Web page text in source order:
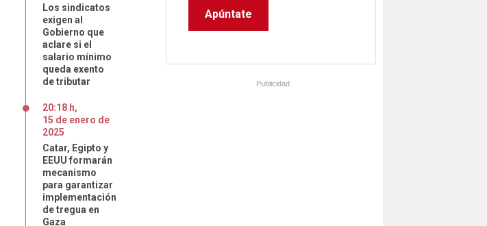
Los sindicatos
exigen al
Gobierno que
aclare si el
salario mínimo
queda exento
de tributar
20:18 h,
15 de enero de
2025
Catar, Egipto y
EEUU formarán
mecanismo
para garantizar
implementación
de tregua en
Gaza
Publicidad